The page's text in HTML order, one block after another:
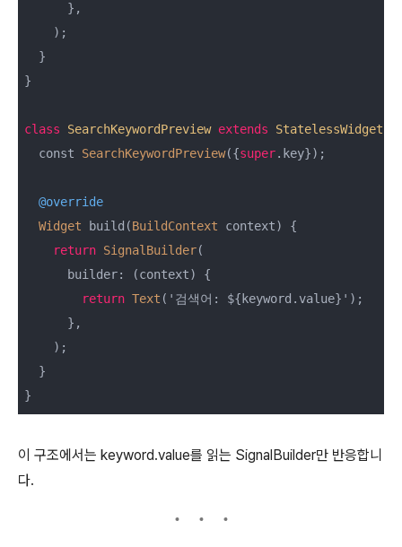
      },
    );
  }
}
class SearchKeywordPreview extends StatelessWidget
  const
SearchKeywordPreview({super.key});
@override
Widget build(BuildContext context) {
return SignalBuilder(
      builder: (context) {
return Text ('검색어: ${keyword.value}');
      },
    );
  }
이 구조에서는 keyword.value를 읽는 SignalBuilder만 반응합니
다.